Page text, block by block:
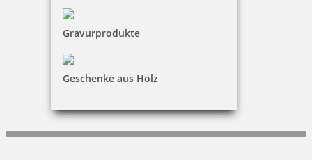
Gravurprodukte
Geschenke aus Holz
KONTAKT
büroPARTNERteam GmbH
Stefan Kisch
+49 (0)6124-723790